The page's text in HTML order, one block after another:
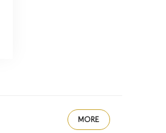
MORE